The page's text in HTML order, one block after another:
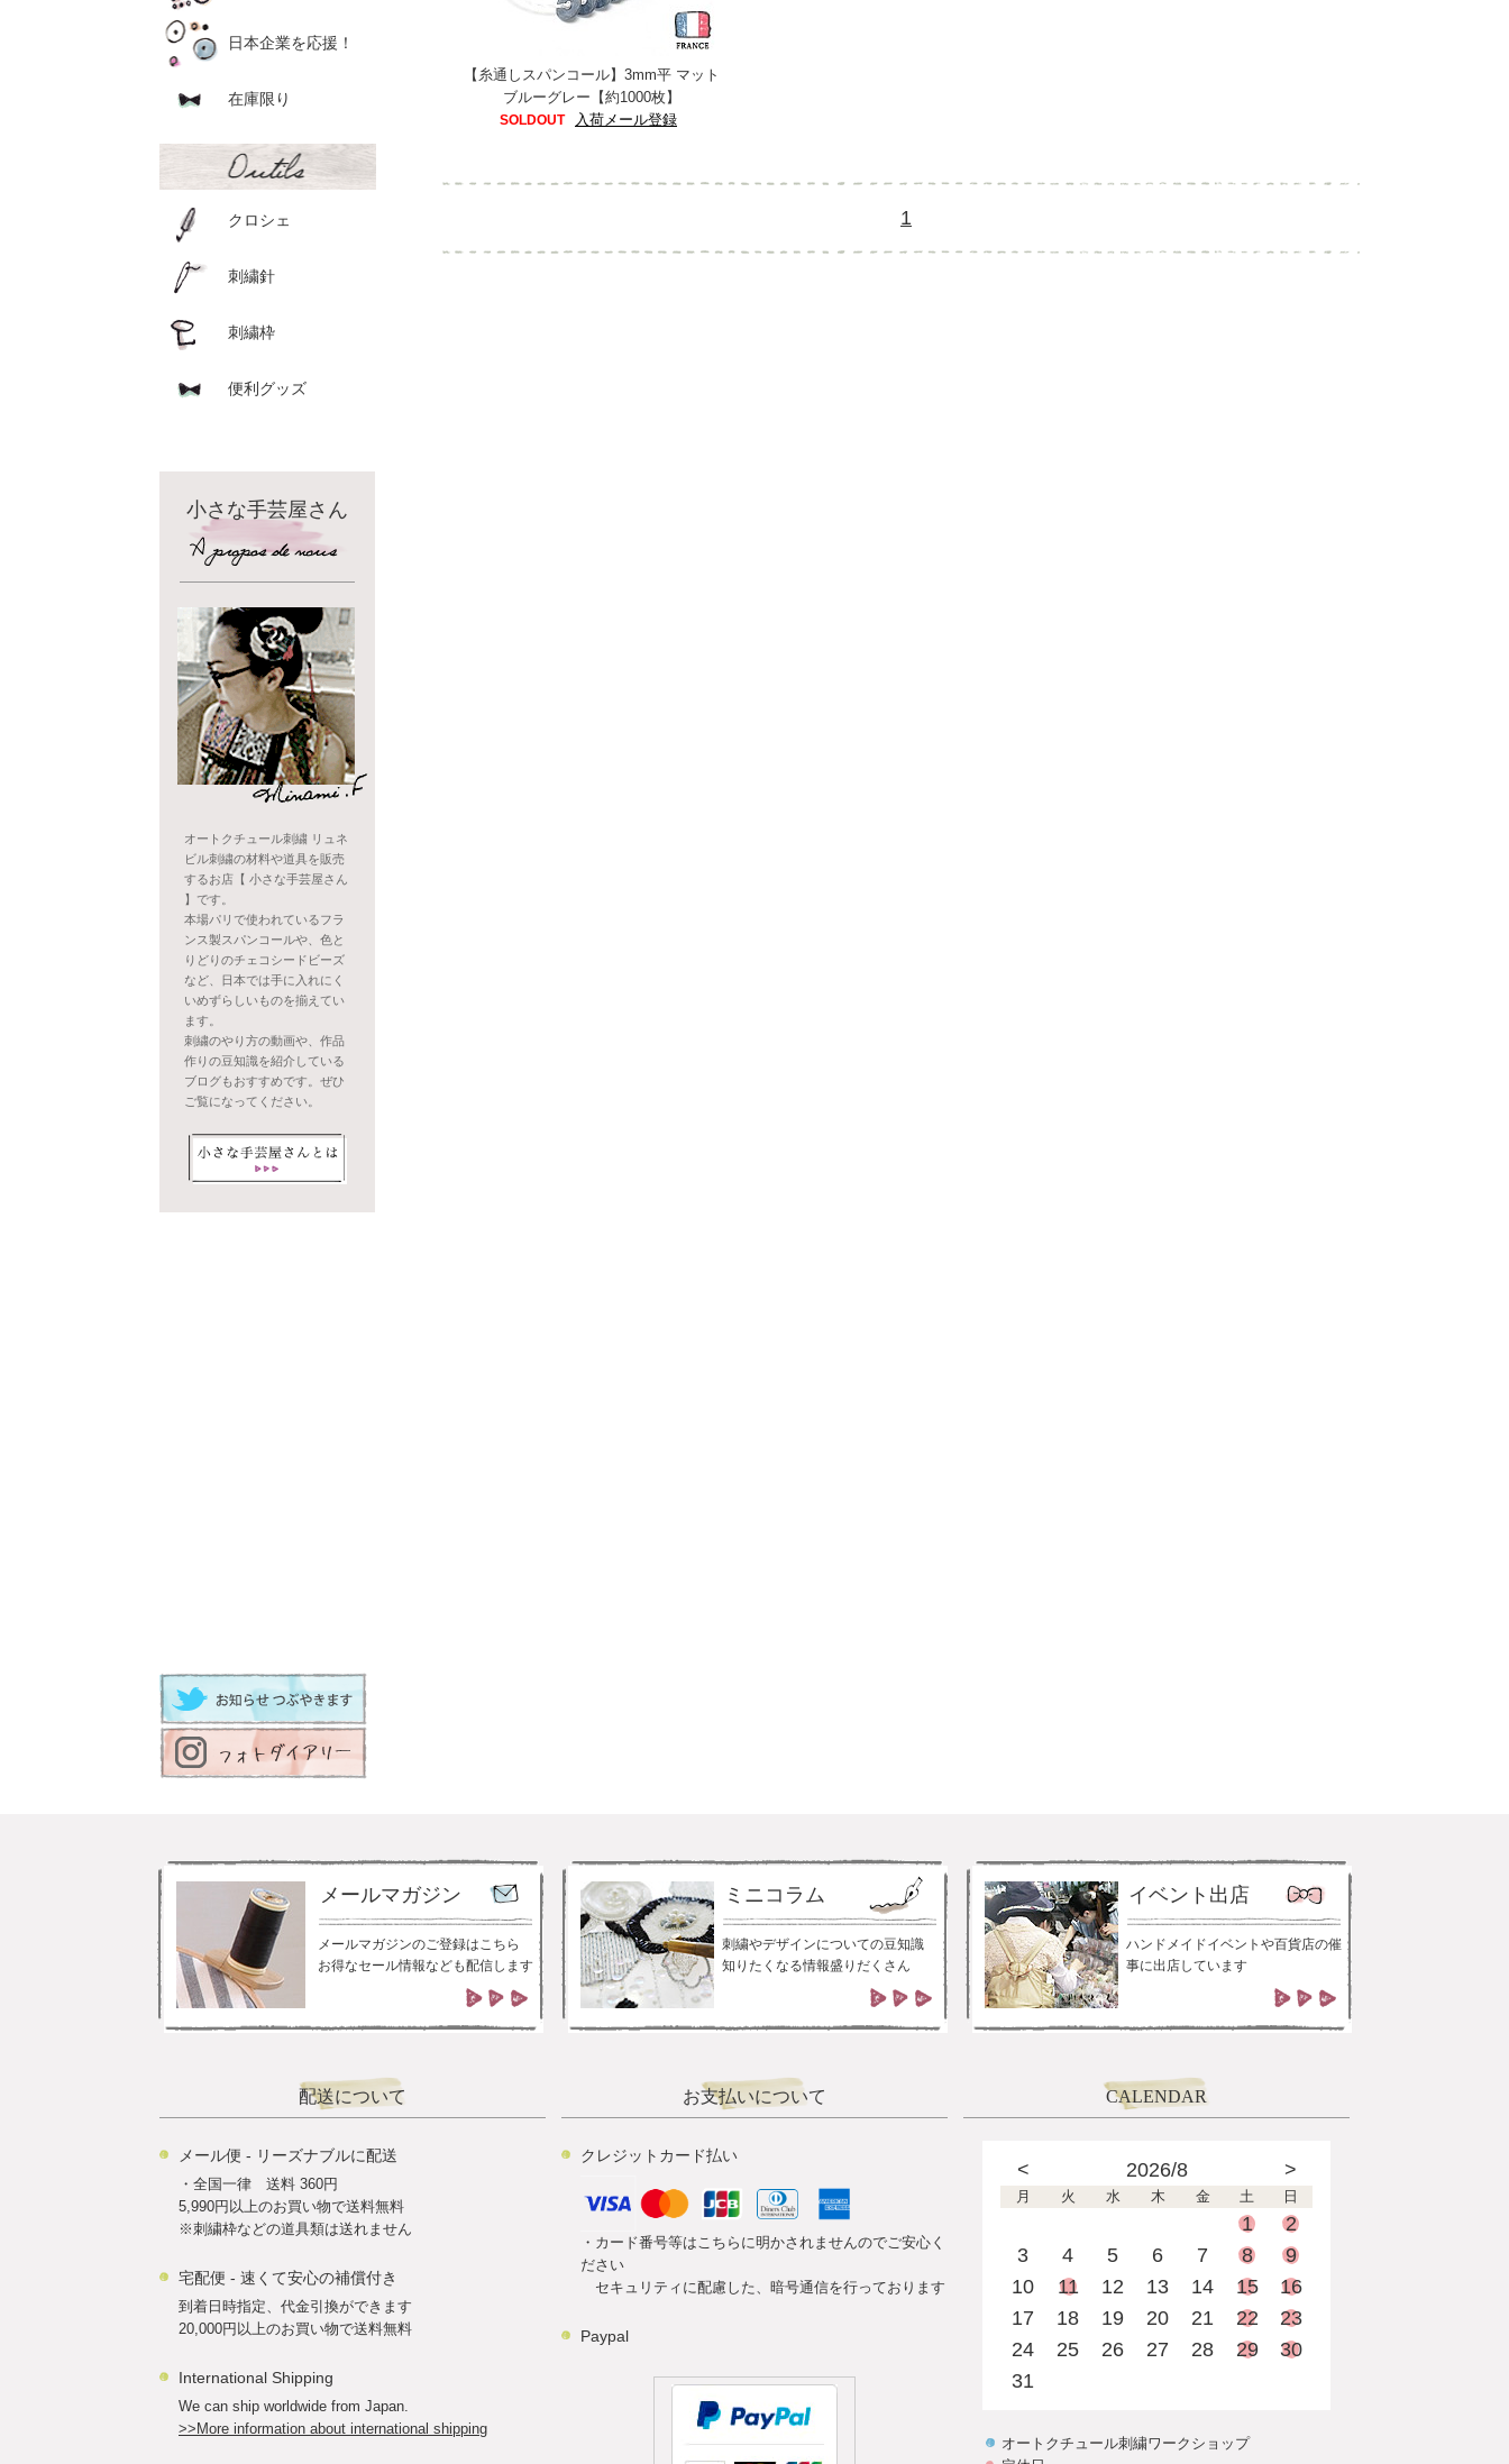
【糸通しスパンコール】3mm平 マット
ブルーグレー【約1000枚】
SOLDOUT 入荷メール登録
1
日本企業を応援！
在庫限り
クロシェ
刺繍針
刺繍枠
便利グッズ
小さな手芸屋さん
オートクチュール刺繍 リュネ
ビル刺繍の材料や道具を販売
するお店【 小さな手芸屋さん
】です。
本場パリで使われているフラ
ンス製スパンコールや、色と
りどりのチェコシードビーズ
など、日本では手に入れにく
いめずらしいものを揃えてい
ます。
刺繍のやり方の動画や、作品
作りの豆知識を紹介している
ブログもおすすめです。ぜひ
ご覧になってください。
メールマガジン
メールマガジンのご登録はこちら
お得なセール情報なども配信します
ミニコラム
刺繍やデザインについての豆知識
知りたくなる情報盛りだくさん
イベント出店
ハンドメイドイベントや百貨店の催
事に出店しています
配送について
メール便 - リーズナブルに配送
・全国一律 送料 360円
5,990円以上のお買い物で送料無料
※刺繍枠などの道具類は送れません
宅配便 - 速くて安心の補償付き
到着日時指定、代金引換ができます
20,000円以上のお買い物で送料無料
International Shipping
We can ship worldwide from Japan.
>>More information about international shipping
お支払いについて
クレジットカード払い
・カード番号等はこちらに明かされませんのでご安心く
ださい
セキュリティに配慮した、暗号通信を行っております
Paypal
CALENDAR
< 2026/8 >
月 火 水 木 金 土 日
1
2
3
4 5 6 7 8
9
10
11 12 13 14 15
16
17
18 19 20 21 22
23
24
25 26 27 28 29
30
31
オートクチュール刺繍ワークショップ